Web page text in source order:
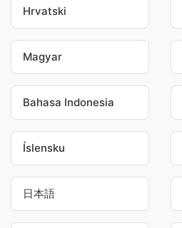
Hrvatski
Magyar
Bahasa Indonesia
Íslensku
日本語